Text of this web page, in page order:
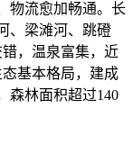
物流愈加畅通。长
、梁滩河、跳磴
，温泉富集，近
基本格局，建成
森林面积超过140